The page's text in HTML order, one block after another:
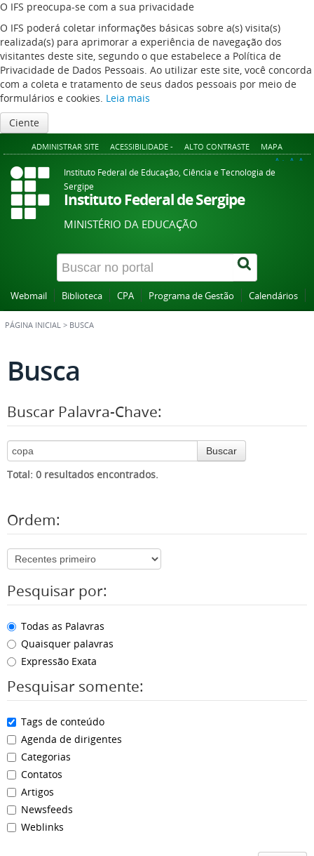
O IFS preocupa-se com a sua privacidade
O IFS poderá coletar informações básicas sobre a(s) visita(s)
realizada(s) para aprimorar a experiência de navegação dos
visitantes deste site, segundo o que estabelece a Política de
Privacidade de Dados Pessoais. Ao utilizar este site, você concorda
com a coleta e tratamento de seus dados pessoais por meio de
formulários e cookies. Leia mais
Ciente
ADMINISTRAR SITE ACESSIBILIDADE - ALTO CONTRASTE MAPA
A+ A A-
Instituto Federal de Educação, Ciência e Tecnologia de
Sergipe
Instituto Federal de Sergipe
MINISTÉRIO DA EDUCAÇÃO
Webmail Biblioteca CPA Programa de Gestão Calendários
PÁGINA INICIAL > BUSCA
Busca
Buscar Palavra-Chave:
Buscar
Total: 0 resultados encontrados.
Ordem:
Pesquisar por:
Todas as Palavras
Quaisquer palavras
Expressão Exata
Pesquisar somente:
Tags de conteúdo
Agenda de dirigentes
Categorias
Contatos
Artigos
Newsfeeds
Weblinks